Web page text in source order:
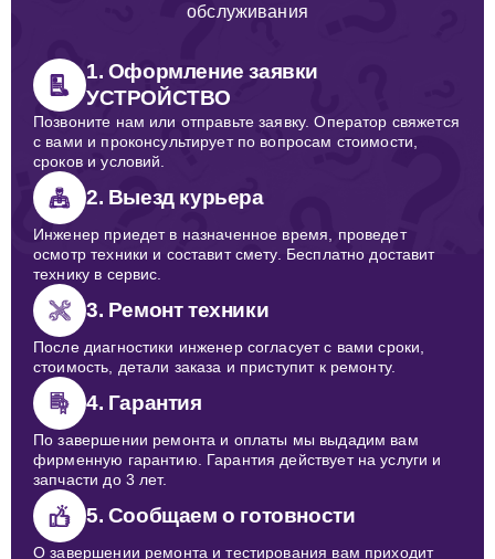
обслуживания
1. Оформление заявки
УСТРОЙСТВО
Позвоните нам или отправьте заявку. Оператор свяжется
с вами и проконсультирует по вопросам стоимости,
сроков и условий.
2. Выезд курьера
Инженер приедет в назначенное время, проведет
осмотр техники и составит смету. Бесплатно доставит
технику в сервис.
3. Ремонт техники
После диагностики инженер согласует с вами сроки,
стоимость, детали заказа и приступит к ремонту.
4. Гарантия
По завершении ремонта и оплаты мы выдадим вам
фирменную гарантию. Гарантия действует на услуги и
запчасти до 3 лет.
5. Сообщаем о готовности
О завершении ремонта и тестирования вам приходит